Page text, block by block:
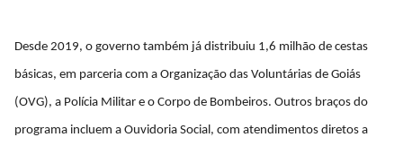
Desde 2019, o governo também já distribuiu 1,6 milhão de cestas
básicas, em parceria com a Organização das Voluntárias de Goiás
(OVG), a Polícia Militar e o Corpo de Bombeiros. Outros braços do
programa incluem a Ouvidoria Social, com atendimentos diretos a